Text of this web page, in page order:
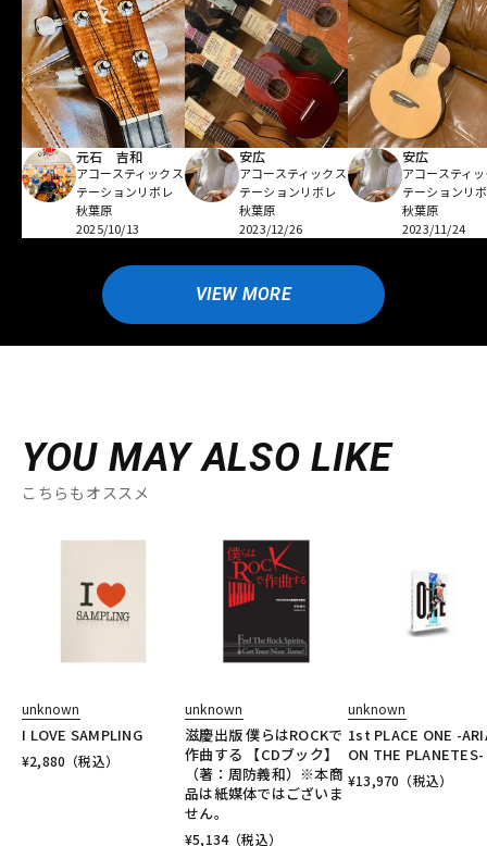
元石 吉和
アコースティックス
テーションリボレ
秋葉原
2025/10/13
安広
アコースティックス
テーションリボレ
秋葉原
2023/12/26
安広
アコースティ
テーションリ
秋葉原
2023/11/24
VIEW MORE
YOU MAY ALSO LIKE
こちらもオススメ
unknown
I LOVE SAMPLING
¥2,880 （税込）
unknown
滋慶出版 僕らはROCKで
作曲する 【CDブック】
（著：周防義和）※本商
品は紙媒体ではございま
せん。
¥5,134（税込）
unknown
1st PLACE ONE -
ON THE PLANETES-
¥13,970 （税込）